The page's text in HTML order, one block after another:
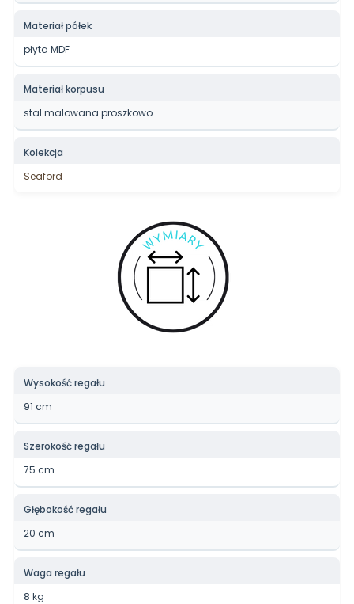
Materiał półek
płyta MDF
Materiał korpusu
stal malowana proszkowo
Kolekcja
Seaford
Wysokość regału
91 cm
Szerokość regału
75 cm
Głębokość regału
20 cm
Waga regału
8 kg